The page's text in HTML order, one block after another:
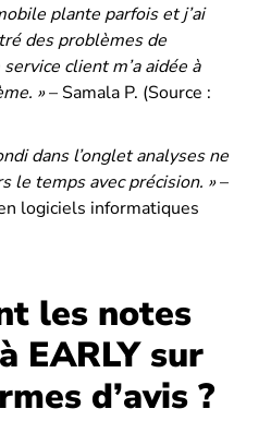
plante parfois et j’ai
des problèmes de
client m’a aidée à
»– Samala P. (Source :
dans l’onglet analyses ne
le temps avec précision. »–
logiciels informatiques
les notes
EARLY sur
d’avis ?